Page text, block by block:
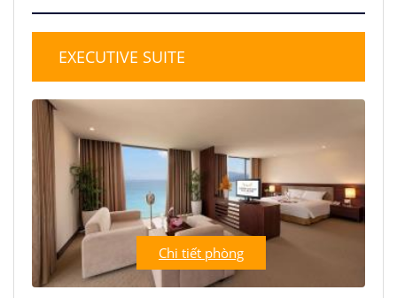
EXECUTIVE SUITE
Chi tiết phòng